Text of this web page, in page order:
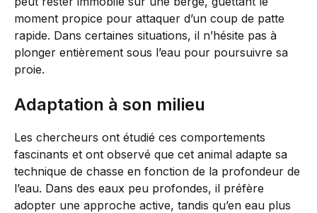
moment propice pour attaquer d’un coup de patte
rapide. Dans certaines situations, il n’hésite pas à
plonger entièrement sous l’eau pour poursuivre sa
proie.
Adaptation à son milieu
Les chercheurs ont étudié ces comportements
fascinants et ont observé que cet animal adapte sa
technique de chasse en fonction de la profondeur de
l’eau. Dans des eaux peu profondes, il préfère
adopter une approche active, tandis qu’en eau plus